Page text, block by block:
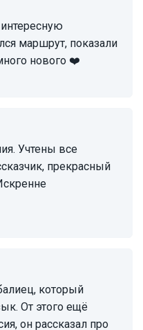
маршрут, показали
нового ❤️
прекрасный
От этого ещё
он рассказал про